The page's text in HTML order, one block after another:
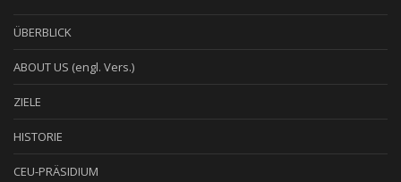
ÜBERBLICK
ABOUT US (engl. Vers.)
ZIELE
HISTORIE
CEU-PRÄSIDIUM